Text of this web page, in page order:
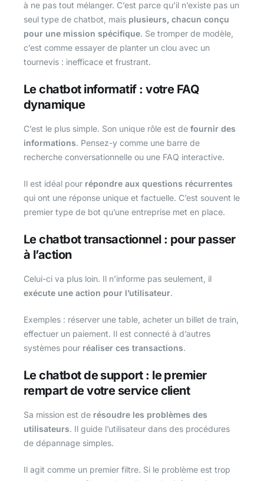
à ne pas tout mélanger. C’est parce qu’il n’existe pas un
seul type de chatbot, mais plusieurs, chacun conçu
pour une mission spécifique. Se tromper de modèle,
c’est comme essayer de planter un clou avec un
tournevis : inefficace et frustrant.
Le chatbot informatif : votre FAQ
dynamique
C’est le plus simple. Son unique rôle est de fournir des
informations. Pensez-y comme une barre de
recherche conversationnelle ou une FAQ interactive.
Il est idéal pour répondre aux questions récurrentes
qui ont une réponse unique et factuelle. C’est souvent le
premier type de bot qu’une entreprise met en place.
Le chatbot transactionnel : pour passer
à l’action
Celui-ci va plus loin. Il n’informe pas seulement, il
exécute une action pour l’utilisateur.
Exemples : réserver une table, acheter un billet de train,
effectuer un paiement. Il est connecté à d’autres
systèmes pour réaliser ces transactions.
Le chatbot de support : le premier
rempart de votre service client
Sa mission est de résoudre les problèmes des
utilisateurs. Il guide l’utilisateur dans des procédures
de dépannage simples.
Il agit comme un premier filtre. Si le problème est trop